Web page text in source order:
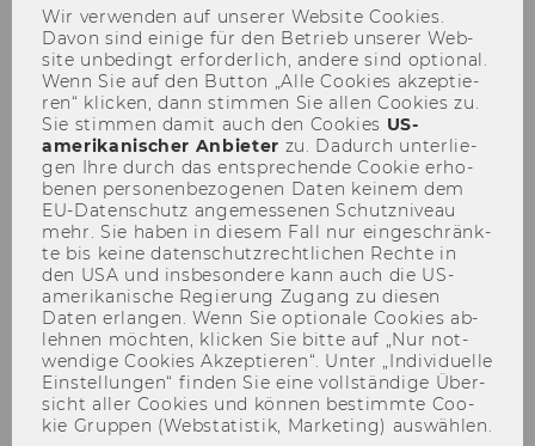
Par­ti­al So­lu­ti­on 4
Wir ver­wen­den auf un­se­rer Web­site Coo­kies.
Davon sind ei­ni­ge für den Be­trieb un­se­rer Web­
site un­be­dingt er­for­der­lich, an­de­re sind op­tio­nal.
Wenn Sie auf den But­ton „Alle Coo­kies ak­zep­tie­
ren“ kli­cken, dann stim­men Sie allen Coo­kies zu.
Sie stim­men damit auch den Coo­kies US-​
amerikanischer An­bie­ter zu. Da­durch un­ter­lie­
gen Ihre durch das ent­spre­chen­de Coo­kie er­ho­
be­nen per­so­nen­be­zo­ge­nen Daten kei­nem dem
EU-​Datenschutz an­ge­mes­se­nen Schutz­ni­veau
mehr. Sie haben in die­sem Fall nur ein­ge­schränk­
te bis keine da­ten­schutz­recht­li­chen Rech­te in
den USA und ins­be­son­de­re kann auch die US-​
amerikanische Re­gie­rung Zu­gang zu die­sen
Daten er­lan­gen. Wenn Sie op­tio­na­le Coo­kies ab­
leh­nen möch­ten, kli­cken Sie bitte auf „Nur not­
wen­di­ge Coo­kies Ak­zep­tie­ren“. Unter „In­di­vi­du­el­le
Ein­stel­lun­gen“ fin­den Sie eine voll­stän­di­ge Über­
sicht aller Coo­kies und kön­nen be­stimm­te Coo­
kie Grup­pen (Web­sta­tis­tik, Mar­ke­ting) aus­wäh­len.